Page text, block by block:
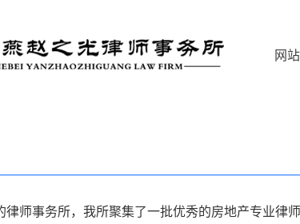
网
律师事务所，我所聚集了一批优秀的房地产专业律